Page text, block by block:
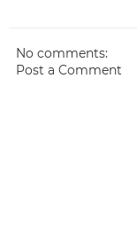
No comments:
Post a Comment